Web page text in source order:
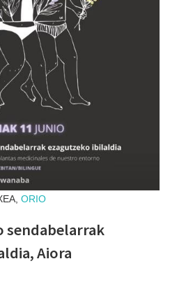
ORIO
sendabelarrak
Aiora